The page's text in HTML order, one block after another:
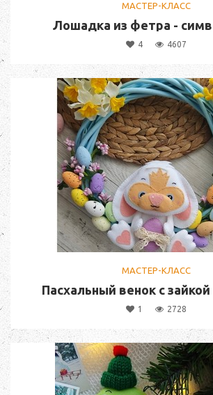
МАСТЕР-КЛАСС
Лошадка из фетра -
4 4607
МАСТЕР-КЛАСС
Пасхальный венок с
1 2728